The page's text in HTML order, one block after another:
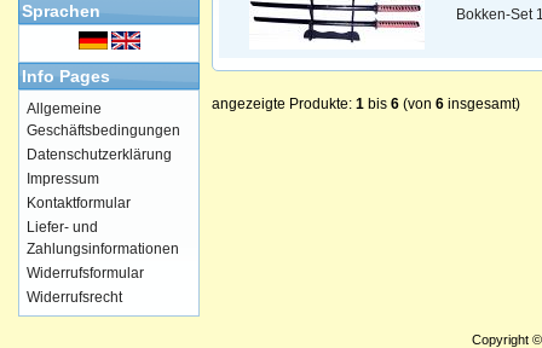
Bokken-Set
angezeigte Produkte: 1 bis 6 (von 6 insgesamt)
Sprachen
Info Pages
Allgemeine
Geschäftsbedingungen
Datenschutzerklärung
Impressum
Kontaktformular
Liefer- und
Zahlungsinformationen
Widerrufsformular
Widerrufsrecht
Copyright